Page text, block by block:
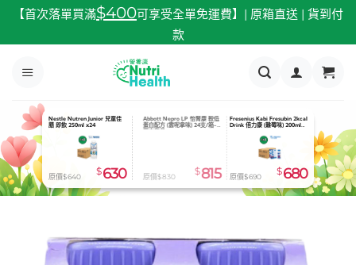
內
【首次落單買滿$400可享受全單免運費】| 原箱直送 | 貨到付
款
Nestle Nutren Junior 兒童佳
膳 即飲 250ml x24
原價$640 $ 630
Abbott Nepro LP 怡腎康 較低
蛋白配方 (雲呢拿味) 24支/箱-
預定貨品
原價$830 $815
Nutricia Souvenaid 智敏捷 (士
多啤梨味) 125ml x24
原價$896 $815